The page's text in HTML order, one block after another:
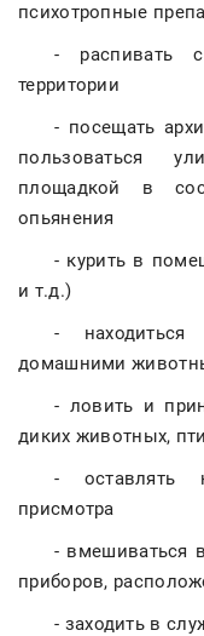
психотропные
- распивать
территории
- посещать
пользоваться
площадкой в
опьянения
- курить в
и т.д.)
- находиться
домашними
- ловить и
диких животных,
- оставлять
присмотра
- вмешиваться
приборов,
- заходить в